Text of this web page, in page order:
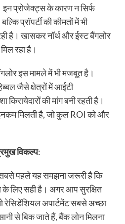
प्रोजेक्ट्स के कारण न सिर्फ
प्रॉपर्टी की कीमतों में भी
है। खासकर नॉर्थ और ईस्ट बैंगलोर
रहा है।
इस मामले में भी मजबूत है।
जैसे क्षेत्रों में आईटी
की मांग बनी रहती है।
मिलती है, जो कुल ROI को और
विकल्प:
पहले यह समझना जरूरी है कि
के लिए सही है। अगर आप सुरक्षित
रेसिडेंशियल अपार्टमेंट सबसे अच्छा
से बिक जाते हैं, बैंक लोन मिलना